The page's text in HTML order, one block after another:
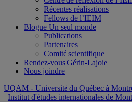
Récentes réalisations
Fellows de l’IEIM
Blogue Un seul monde
Publications
Partenaires
Comité scientifique
Rendez-vous Gérin-Lajoie
Nous joindre
UQAM - Université du Québec à
Institut d'études internationales de